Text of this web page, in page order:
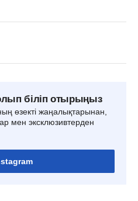
біліп отырыңыз
өзекті жаңалықтарынан,
мен эксклюзивтерден